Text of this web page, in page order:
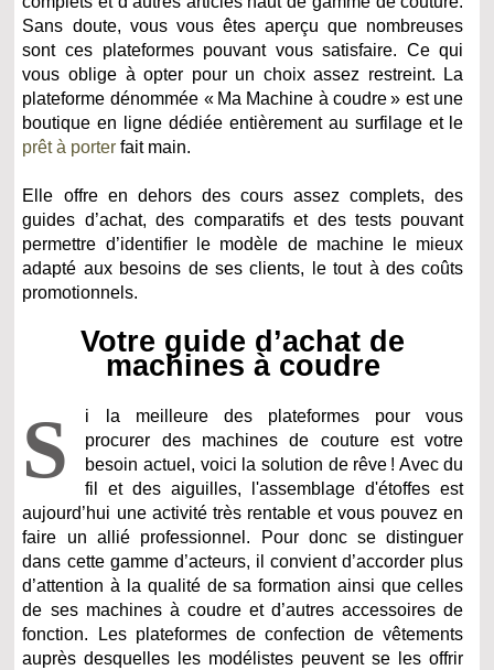
Sans doute, vous vous êtes aperçu que nombreuses
sont ces plateformes pouvant vous satisfaire. Ce qui
vous oblige à opter pour un choix assez restreint. La
plateforme dénommée « Ma Machine à coudre » est une
boutique en ligne dédiée entièrement au surfilage et le
prêt à porter fait main.
Elle offre en dehors des cours assez complets, des
guides d’achat, des comparatifs et des tests pouvant
permettre d’identifier le modèle de machine le mieux
adapté aux besoins de ses clients, le tout à des coûts
promotionnels.
Votre guide d’achat de
machines à coudre
S
i la meilleure des plateformes pour vous
procurer des machines de couture est votre
besoin actuel, voici la solution de rêve ! Avec du
fil et des aiguilles, l'assemblage d'étoffes est
aujourd’hui une activité très rentable et vous pouvez en
faire un allié professionnel. Pour donc se distinguer
dans cette gamme d’acteurs, il convient d’accorder plus
d’attention à la qualité de sa formation ainsi que celles
de ses machines à coudre et d’autres accessoires de
fonction. Les plateformes de confection de vêtements
auprès desquelles les modélistes peuvent se les offrir